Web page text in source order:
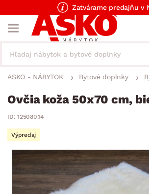
Zatvárame predajňu v
ASKO - NÁBYTOK Bytové doplnky
Ovčia koža 50x70 cm,
ID: 125080.14
Výpredaj